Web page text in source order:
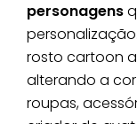
personagens
rosto cartoon
alterando a
roupas,